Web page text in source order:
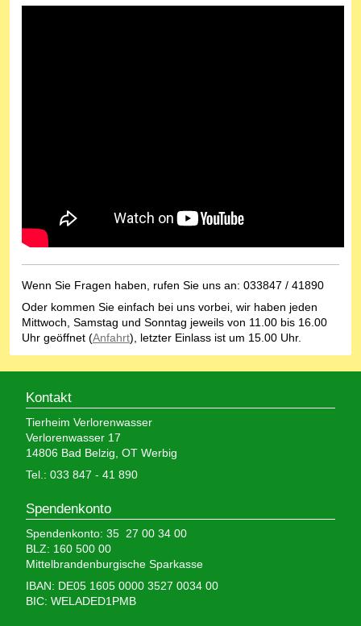
Wenn Sie Fragen haben, rufen Sie uns an: 033847 / 41890
Oder kommen Sie einfach bei uns vorbei, wir haben jeden
Mittwoch, Samstag und Sonntag jeweils von 11.00 bis 16.00
Uhr geöffnet (Anfahrt), letzter Einlass ist um 15.00 Uhr.
Kontakt
Tierheim Verlorenwasser
Verlorenwasser 17
14806 Bad Belzig, OT Werbig
Tel.: 033 847 - 41 890
Spendenkonto
Spendenkonto: 35 27 00 34 00
BLZ: 160 500 00
Mittelbrandenburgische Sparkasse
IBAN: DE05 1605 0000 3527 0034 00
BIC: WELADED1PMB